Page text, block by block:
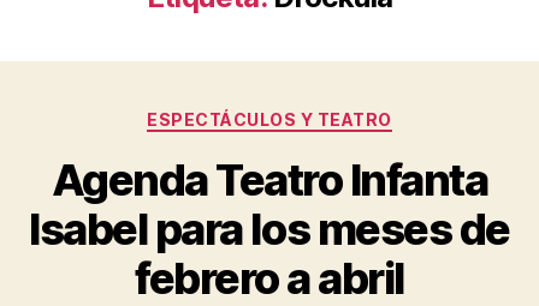
Categorías
ESPECTÁCULOS Y TEATRO
Agenda Teatro Infanta
Isabel para los meses de
febrero a abril